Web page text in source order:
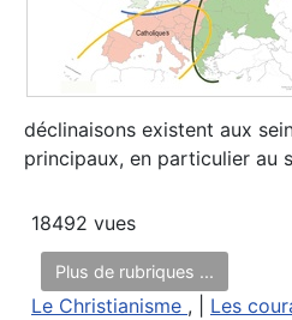
déclinaisons existent aux
principaux, en particulier au
18492 vues
Plus de rubriques ...
Le Christianisme , | Les